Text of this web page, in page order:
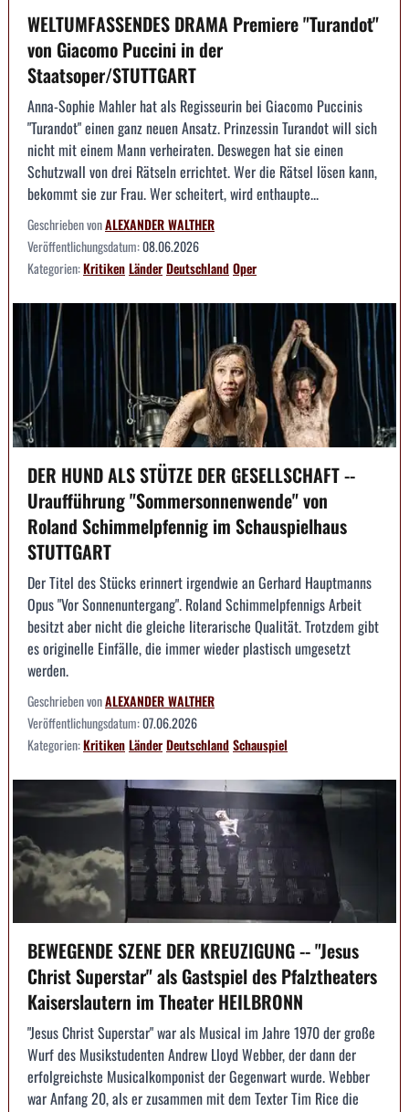
WELTUMFASSENDES DRAMA Premiere "Turandot"
von Giacomo Puccini in der
Staatsoper/STUTTGART
Anna-Sophie Mahler hat als Regisseurin bei Giacomo Puccinis
"Turandot" einen ganz neuen Ansatz. Prinzessin Turandot will sich
nicht mit einem Mann verheiraten. Deswegen hat sie einen
Schutzwall von drei Rätseln errichtet. Wer die Rätsel lösen kann,
bekommt sie zur Frau. Wer scheitert, wird enthaupte...
Geschrieben vonALEXANDER WALTHER
Veröffentlichungsdatum:08.06.2026
Kategorien:KritikenLänderDeutschlandOper
DER HUND ALS STÜTZE DER GESELLSCHAFT --
Uraufführung "Sommersonnenwende" von
Roland Schimmelpfennig im Schauspielhaus
STUTTGART
Der Titel des Stücks erinnert irgendwie an Gerhard Hauptmanns
Opus "Vor Sonnenuntergang". Roland Schimmelpfennigs Arbeit
besitzt aber nicht die gleiche literarische Qualität. Trotzdem gibt
es originelle Einfälle, die immer wieder plastisch umgesetzt
werden.
Geschrieben vonALEXANDER WALTHER
Veröffentlichungsdatum:07.06.2026
Kategorien:KritikenLänderDeutschlandSchauspiel
BEWEGENDE SZENE DER KREUZIGUNG -- "Jesus
Christ Superstar" als Gastspiel des Pfalztheaters
Kaiserslautern im Theater HEILBRONN
"Jesus Christ Superstar" war als Musical im Jahre 1970 der große
Wurf des Musikstudenten Andrew Lloyd Webber, der dann der
erfolgreichste Musicalkomponist der Gegenwart wurde. Webber
war Anfang 20, als er zusammen mit dem Texter Tim Rice die